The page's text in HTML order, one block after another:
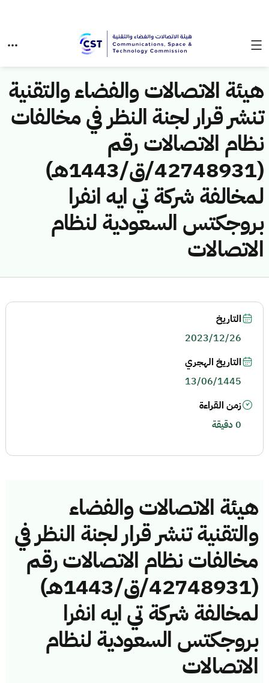
هيئة الاتصالات والفضاء والتقنية
تنشر قرار لجنة النظر في مخالفات
نظام الاتصالات رقم
(42748931/ق/1443هـ)
لمخالفة شركة تي ايه انفرا
بروجكتس السعودية لنظام
الاتصالات
هيئة الاتصالات والفضاء
والتقنية تنشر قرار لجنة النظر في
مخالفات نظام الاتصالات رقم
(42748931/ق/1443هـ)
لمخالفة شركة تي ايه انفرا
بروجكتس السعودية لنظام
الاتصالات
التاريخ
2023/12/26
التاريخ الهجري
13/06/1445
زمن القراءة
0 دقيقة